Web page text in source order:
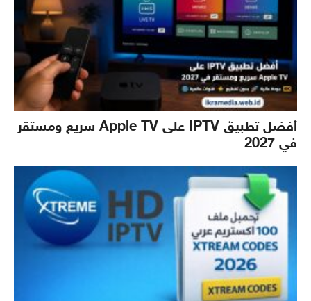
أفضل تطبيق IPTV على Apple TV سريع ومستقر
في 2027